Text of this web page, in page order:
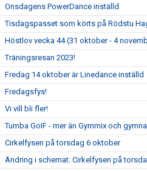
Onsdagens PowerDance inställd
Tisdagspasset som körts på Rödstu
Höstlov vecka 44 (31 oktober - 4
Träningsresan 2023!
Fredag 14 oktober är Linedance inställd
Fredagsfys!
Vi vill bli fler!
Tumba GoIF - mer än Gymmix och
Cirkelfysen på torsdag 6 oktober
Ändring i schemat: Cirkelfysen på